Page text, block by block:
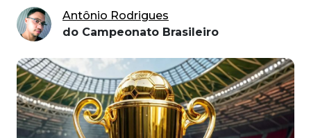
Antônio Rodrigues
do Campeonato Brasileiro